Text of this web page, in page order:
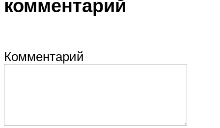
комментарий
Комментарий